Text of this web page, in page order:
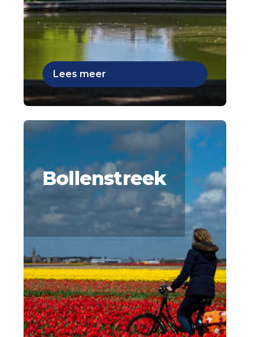
Lees meer
Bollenstreek